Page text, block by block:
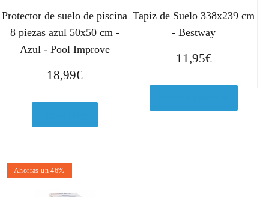
Protector de suelo de piscina
8 piezas azul 50x50 cm -
Azul - Pool Improve
18,99€
Tapiz de Suelo 338x239 cm
- Bestway
11,95€
Ahorras un 46%